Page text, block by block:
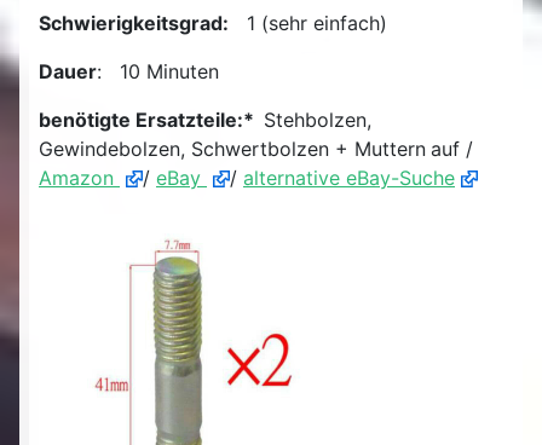
Schwierigkeitsgrad: 1 (sehr einfach)
Dauer: 10 Minuten
benötigte Ersatzteile:* Stehbolzen,
Gewindebolzen, Schwertbolzen + Muttern auf /
Amazon
/ eBay / alternative eBay-Suche